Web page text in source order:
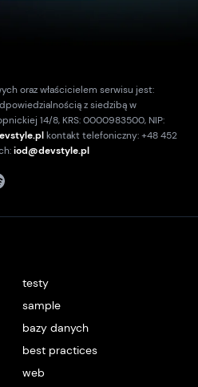
oraz właścicielem serwisu jest:
z siedzibą w
14/8, KRS: 0000983500, NIP:
kontakt telefoniczny: +48 452
iod@devstyle.pl
testy
sample
bazy danych
best practices
web